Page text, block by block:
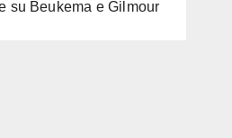
su Beukema e Gilmour